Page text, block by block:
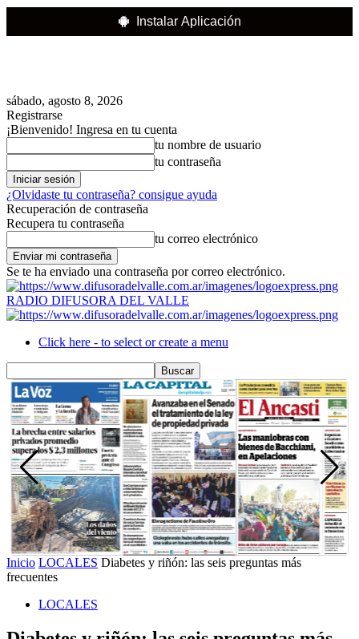
Instalar Aplicación
sábado, agosto 8, 2026
Registrarse
¡Bienvenido! Ingresa en tu cuenta
tu nombre de usuario
tu contraseña
¿Olvidaste tu contraseña? consigue ayuda
Recuperación de contraseña
Recupera tu contraseña
tu correo electrónico
Se te ha enviado una contraseña por correo electrónico.
RADIO DIFUSORA DEL VALLE
Click here - to select or create a menu
Inicio LOCALES Diabetes y riñón: las seis preguntas más
frecuentes
LOCALES